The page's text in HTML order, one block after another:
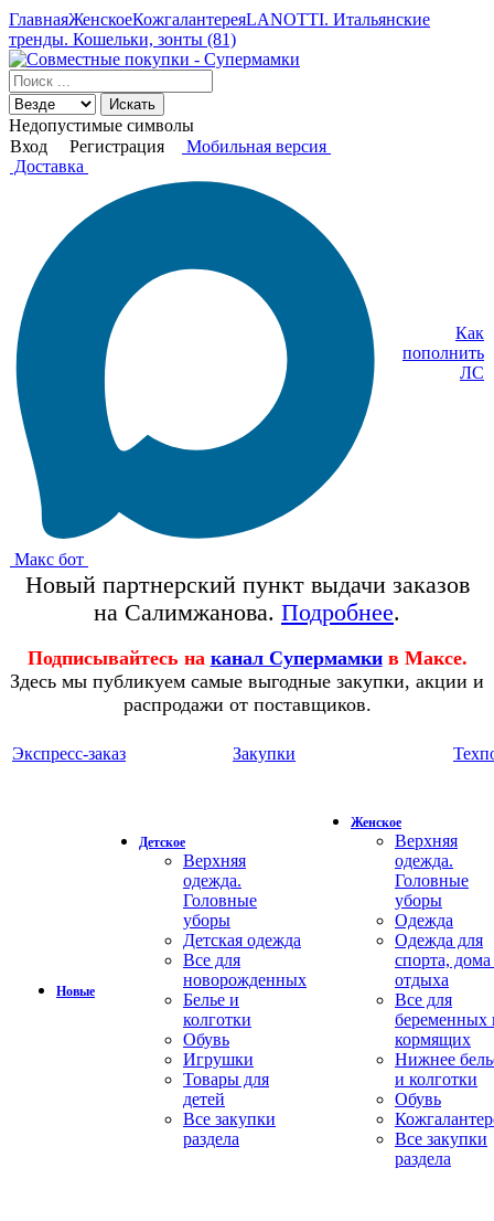
ГлавнаяЖенскоеКожгалантереяLANOTTI. Итальянские
тренды. Кошельки, зонты (81)
Искать
Недопустимые символы
Вход
Регистрация
Мобильная версия
Доставка
Макс бот
Как
пополнить
ЛС
Новый партнерский пункт выдачи заказов
на Салимжанова. Подробнее.
Подписывайтесь на канал Супермамки в Максе.
Здесь мы публикуем самые выгодные закупки, акции и
распродажи от поставщиков.
Экспресс-заказ Закупки
Новые
Детское
Верхняя
одежда.
Головные
уборы
Детская одежда
Все для
новорожденных
Белье и
колготки
Обувь
Игрушки
Товары для
детей
Все закупки
раздела
Женское
Верхняя
одежда.
Головные
уборы
Одежда
Одежда для
спорта,
отдыха
Все для
беременных
кормящих
Нижнее
и колготки
Обувь
Все закупки
раздела